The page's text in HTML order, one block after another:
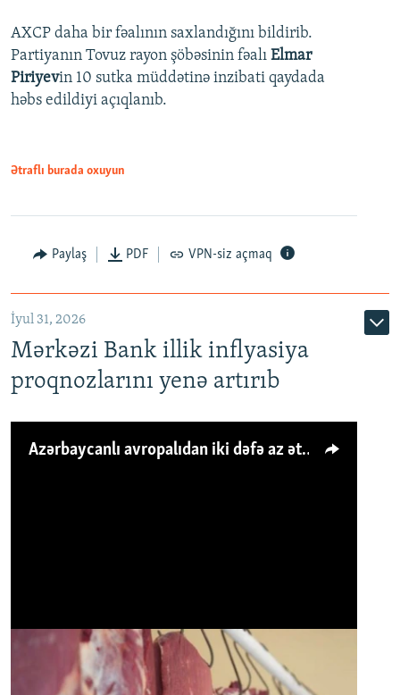
AXCP daha bir fəalının saxlandığını bildirib.
Partiyanın Tovuz rayon şöbəsinin fəalı Elmar
Piriyevin 10 sutka müddətinə inzibati qaydada
həbs edildiyi açıqlanıb.
Ətraflı burada oxuyun
Paylaş PDF VPN-siz açmaq
İyul 31, 2026
Mərkəzi Bank illik inflyasiya
proqnozlarını yenə artırıb
Azərbaycanlı avropalıdan iki dəfə az ət yeyir, amma... 'Qiymət artımı qaçılmazdır'